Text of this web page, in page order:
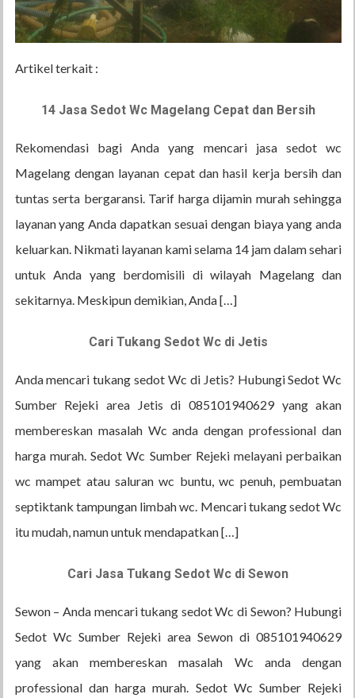
Artikel terkait :
14 Jasa Sedot Wc Magelang Cepat dan Bersih
Rekomendasi bagi Anda yang mencari jasa sedot wc
Magelang dengan layanan cepat dan hasil kerja bersih dan
tuntas serta bergaransi. Tarif harga dijamin murah sehingga
layanan yang Anda dapatkan sesuai dengan biaya yang anda
keluarkan. Nikmati layanan kami selama 14 jam dalam sehari
untuk Anda yang berdomisili di wilayah Magelang dan
sekitarnya. Meskipun demikian, Anda […]
Cari Tukang Sedot Wc di Jetis
Anda mencari tukang sedot Wc di Jetis? Hubungi Sedot Wc
Sumber Rejeki area Jetis di 085101940629 yang akan
membereskan masalah Wc anda dengan professional dan
harga murah. Sedot Wc Sumber Rejeki melayani perbaikan
wc mampet atau saluran wc buntu, wc penuh, pembuatan
septiktank tampungan limbah wc. Mencari tukang sedot Wc
itu mudah, namun untuk mendapatkan […]
Cari Jasa Tukang Sedot Wc di Sewon
Sewon – Anda mencari tukang sedot Wc di Sewon? Hubungi
Sedot Wc Sumber Rejeki area Sewon di 085101940629
yang akan membereskan masalah Wc anda dengan
professional dan harga murah. Sedot Wc Sumber Rejeki